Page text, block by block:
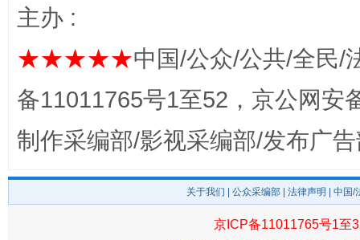
东山县通报“牛蛙产品抗生素超标问题” 法
主办 :
★★★★★中国/公众/公共/全民/
备11011765号1至52，京公网安
制作采编部/影视采编部/发布广
关于我们 公众采编部 法律声明 | 中国
京ICP备11011765号1至